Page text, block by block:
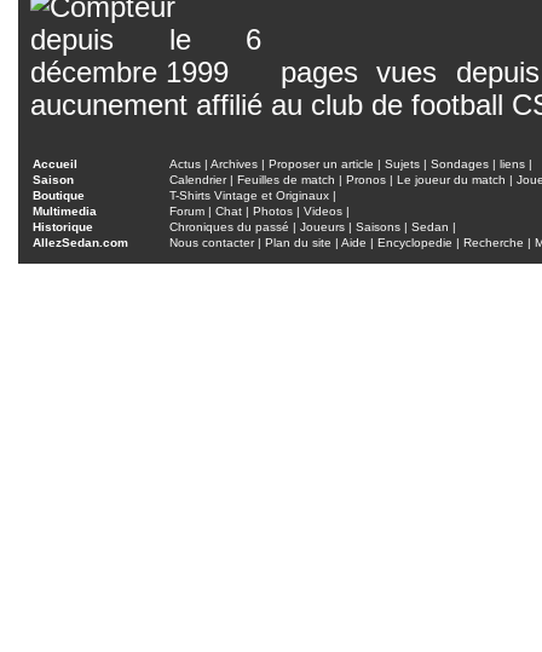
pages vues
aucunement affilié au club de football
Accueil Actus | Archives | Proposer un article | Sujets | Sondages | liens |
Saison
Calendrier| Feuilles de match | Pronos | Le joueur du match |
Boutique
T-Shirts Vintage et Originaux |
Multimedia
Forum | Chat | Photos | Videos |
Historique
Chroniques du passé | Joueurs | Saisons | Sedan |
AllezSedan.com
Nous contacter| Plan du site | Aide | Encyclopedie | Recherche |